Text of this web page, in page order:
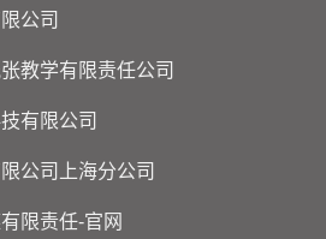
公司
教学有限责任公司
有限公司
公司上海分公司
限责任-官网